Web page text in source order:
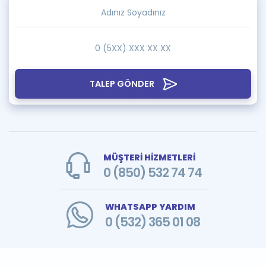
TALEP GÖNDER
MÜŞTERİ HİZMETLERİ
0 (850) 532 74 74
WHATSAPP YARDIM
0 (532) 365 01 08